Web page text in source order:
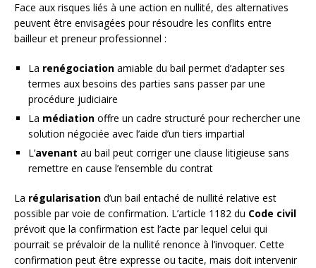
Face aux risques liés à une action en nullité, des alternatives
peuvent être envisagées pour résoudre les conflits entre
bailleur et preneur professionnel :
La renégociation amiable du bail permet d’adapter ses
termes aux besoins des parties sans passer par une
procédure judiciaire
La médiation offre un cadre structuré pour rechercher une
solution négociée avec l’aide d’un tiers impartial
L’avenant au bail peut corriger une clause litigieuse sans
remettre en cause l’ensemble du contrat
La régularisation d’un bail entaché de nullité relative est
possible par voie de confirmation. L’article 1182 du Code civil
prévoit que la confirmation est l’acte par lequel celui qui
pourrait se prévaloir de la nullité renonce à l’invoquer. Cette
confirmation peut être expresse ou tacite, mais doit intervenir